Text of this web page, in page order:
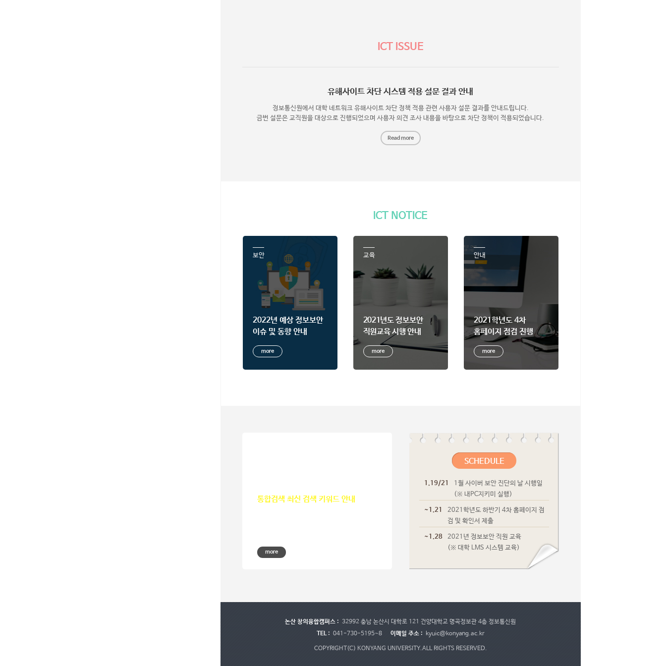
ICT ISSUE
유해사이트 차단 시스템 적용 설문 결과 안내
정보통신원에서 대학 네트워크 유해사이트 차단 정책 적용 관련 사용자 설문 결과를 안내드립니다.
금번 설문은 교직원을 대상으로 진행되었으며 사용자 의견 조사 내용을 바탕으로 차단 정책이 적용되었습니다.
Read more
ICT NOTICE
보안
2022년 예상 정보보안
이슈 및 동향 안내
more
교육
2021년도 정보보안
직원교육 시행 안내
more
안내
2021학년도 4차
홈페이지 점검 진행
more
통합검색 최신 검색 키워드 안내
more
SCHEDULE
1.19/21
1월 사이버 보안 진단의 날 시행일
(※ 내PC지키미 실행)
~1.21
2021학년도 하반기 4차 홈페이지 점
검 및 확인서 제출
~1.28
2021년 정보보안 직원 교육
(※ 대학 LMS 시스템 교육)
논산 창의융합캠퍼스 : 32992 충남 논산시 대학로 121 건양대학교 명곡정보관 4층 정보통신원
TEL : 041-730-5195~8 이메일 주소 : kyuic@konyang.ac.kr
COPYRIGHT(C) KONYANG UNIVERSITY.ALL RIGHTS RESERVED.